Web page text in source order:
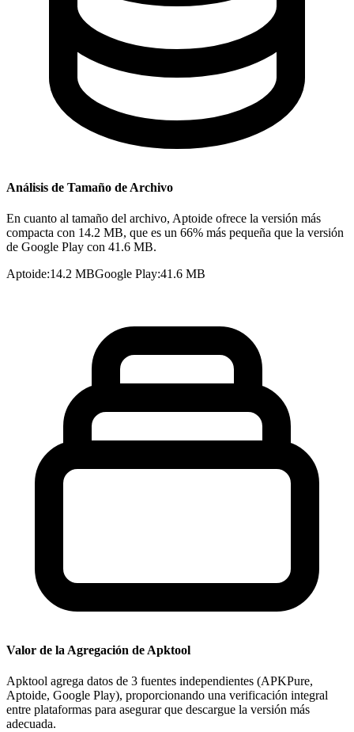
Análisis de Tamaño de Archivo
En cuanto al tamaño del archivo, Aptoide ofrece la versión más
compacta con 14.2 MB, que es un 66% más pequeña que la versión
de Google Play con 41.6 MB.
Aptoide:14.2 MBGoogle Play:41.6 MB
Valor de la Agregación de Apktool
Apktool agrega datos de 3 fuentes independientes (APKPure,
Aptoide, Google Play), proporcionando una verificación integral
entre plataformas para asegurar que descargue la versión más
adecuada.